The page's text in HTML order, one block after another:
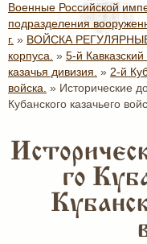
Военные Российской
подразделения
г. » ВОЙСКА
корпуса. » 5-й
казачья дивизия. » 2-й
войска. » Исторические
Кубанского казачьего
го